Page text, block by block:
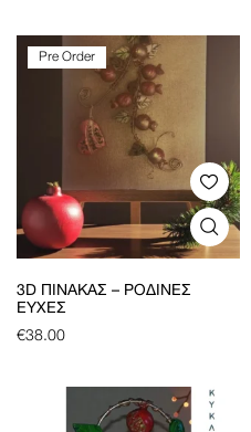
Pre Order
3D ΠΊΝΑΚΑΣ – ΡΌΔΙΝΕΣ
ΕΥΧΈΣ
€38.00